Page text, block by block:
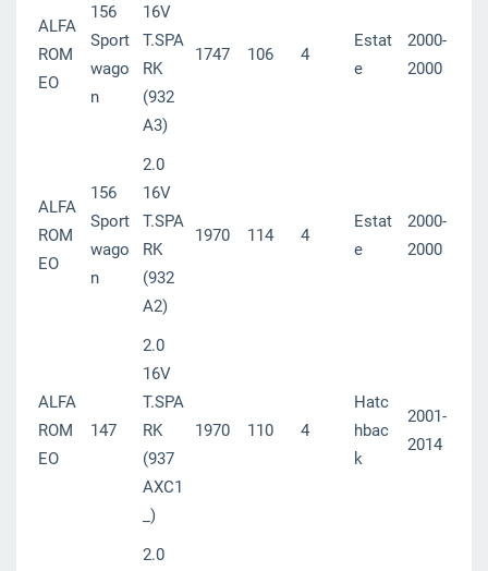
ALFA
ROM
EO
156
Sport
wago
n
16V
T.SPA
RK
(932
A3)
1747 106 4
Estat
e
2000-
2000
ALFA
ROM
EO
156
Sport
wago
n
2.0
16V
T.SPA
RK
(932
A2)
1970 114 4
Estat
e
2000-
2000
ALFA
ROM
EO
147
2.0
16V
T.SPA
RK
(937
AXC1
_)
1970 110 4
Hatc
hbac
k
2001-
2014
2.0